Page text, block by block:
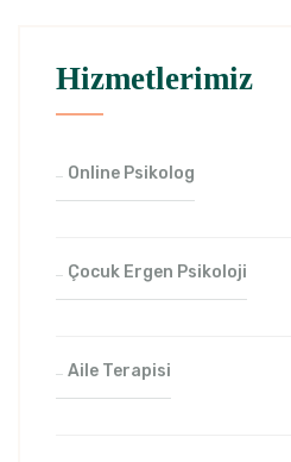
Hizmetlerimiz
Online Psikolog
Çocuk Ergen Psikoloji
Aile Terapisi